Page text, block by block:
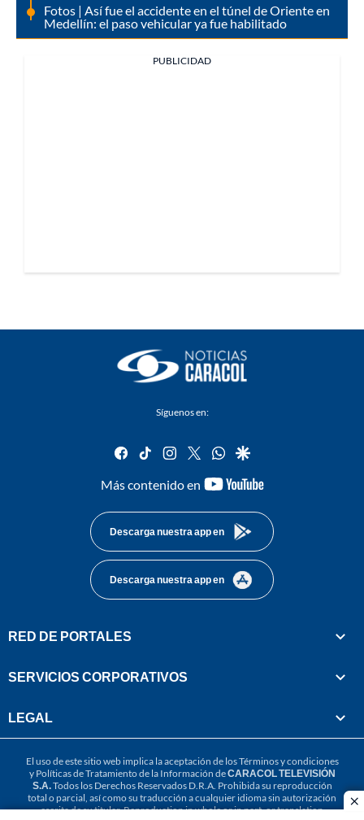
Fotos | Así fue el accidente en el túnel de Oriente en
Medellín: el paso vehicular ya fue habilitado
PUBLICIDAD
Síguenos en:
facebook
tiktok instagram
twitterwhatsapp
google
Más contenido en
youtube-
Descarga nuestra app en
Descarga nuestra app en
RED DE PORTALES
SERVICIOS CORPORATIVOS
LEGAL
El uso de este sitio web implica la aceptación de losTérminos y condiciones
y Políticas de Tratamiento de la Información deCARACOL TELEVISIÓN
S.A.Todos los Derechos Reservados D.R.A. Prohibida su reproducción
total o parcial, así como su traducción a cualquier idioma sin autorización
escrita de su titular. Reproduction in whole or in part, or translation